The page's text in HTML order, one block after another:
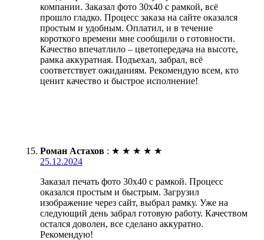
компании. Заказал фото 30х40 с рамкой, всё
прошло гладко. Процесс заказа на сайте оказался
простым и удобным. Оплатил, и в течение
короткого времени мне сообщили о готовности.
Качество впечатлило – цветопередача на высоте,
рамка аккуратная. Подъехал, забрал, всё
соответствует ожиданиям. Рекомендую всем, кто
ценит качество и быстрое исполнение!
Роман Астахов : ★ ★ ★ ★ ★
25.12.2024
Заказал печать фото 30х40 с рамкой. Процесс
оказался простым и быстрым. Загрузил
изображение через сайт, выбрал рамку. Уже на
следующий день забрал готовую работу. Качеством
остался доволен, все сделано аккуратно.
Рекомендую!